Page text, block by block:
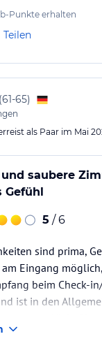
ab Oktober.
Punkte erhalten
Teilen
(61-65)
als Paar im Mai
und saubere
Gefühl
5 / 6
sind prima,
Eingang
beim Check-
ist in den